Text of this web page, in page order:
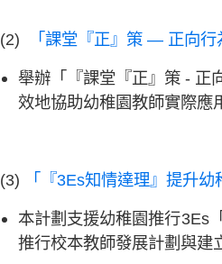
(2) 「課堂『正』策 — 正向
舉辦「『課堂『正』策 - 正
效地協助幼稚園教師實際應
(3) 「『3Es知情達理』提升
本計劃支援幼稚園推行3Es
推行校本教師發展計劃與建